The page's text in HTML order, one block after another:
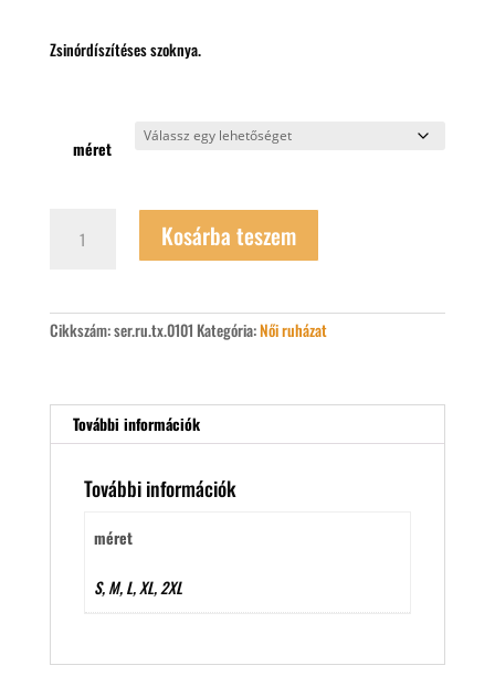
Zsinórdíszítéses szoknya.
méret
Zsinórdíszítéses
szoknya
Kosárba teszem
Cikkszám:ser.ru.tx.0101 Kategória:Női ruházat
További információk
További információk
méret
S, M, L, XL, 2XL